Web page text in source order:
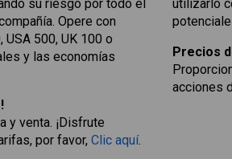
su riesgo por todo el
Opere con
500, UK 100 o
y las economías
y venta. ¡Disfrute
por favor, Clic aquí.
utilizarlo
Precios
acciones